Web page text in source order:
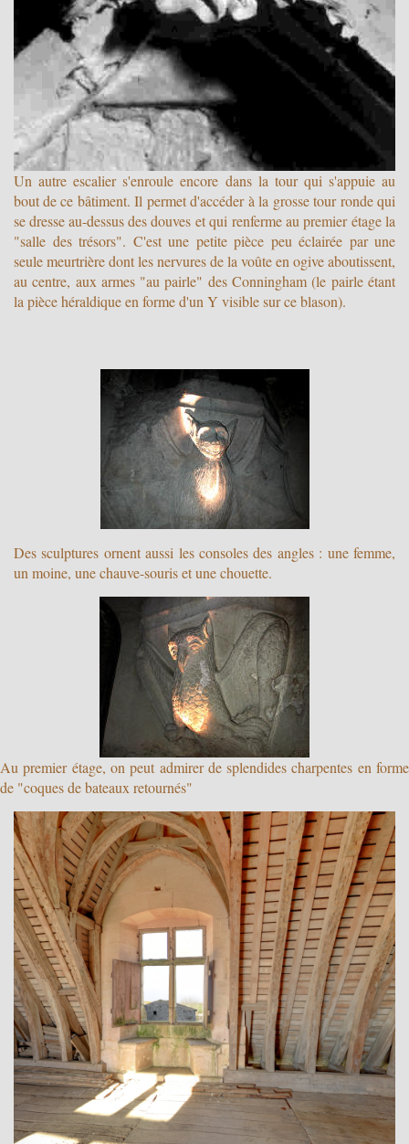
Un autre escalier s'enroule encore dans la tour qui s'appuie au
bout de ce bâtiment. Il permet d'accéder à la grosse tour ronde qui
se dresse au-dessus des douves et qui renferme au premier étage la
"salle des trésors". C'est une petite pièce peu éclairée par une
seule meurtrière dont les nervures de la voûte en ogive aboutissent,
au centre, aux armes "au pairle" des Conningham (le pairle étant
la pièce héraldique en forme d'un Y visible sur ce blason).
Des sculptures ornent aussi les consoles des angles : une femme,
un moine, une chauve-souris et une chouette.
Au premier étage, on peut admirer de splendides charpentes en forme
de "coques de bateaux retournés"